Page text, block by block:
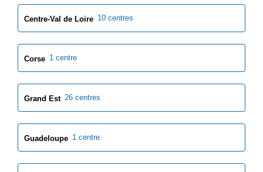
Centre-Val de Loire 10 centres
Corse 1 centre
Grand Est 26 centres
Guadeloupe 1 centre